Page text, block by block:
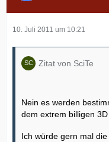
10. Juli 2011 um 10:21
Zitat von SciTe
Nein es werden
dem extrem billigen
Ich würde gern mal